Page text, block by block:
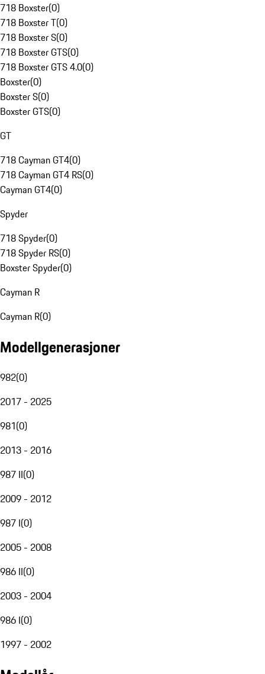
718 Boxster(0)
718 Boxster T(0)
718 Boxster S(0)
718 Boxster GTS(0)
718 Boxster GTS 4.0(0)
Boxster(0)
Boxster S(0)
Boxster GTS(0)
GT
718 Cayman GT4(0)
718 Cayman GT4 RS(0)
Cayman GT4(0)
Spyder
718 Spyder(0)
718 Spyder RS(0)
Boxster Spyder(0)
Cayman R
Cayman R(0)
Modellgenerasjoner
982(0)
2017 - 2025
981(0)
2013 - 2016
987 II(0)
2009 - 2012
987 I(0)
2005 - 2008
986 II(0)
2003 - 2004
986 I(0)
1997 - 2002